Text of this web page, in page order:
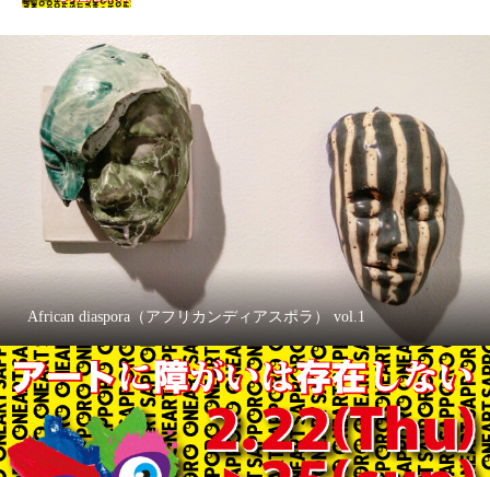
African diaspora（アフリカンディアスポラ） vol.1